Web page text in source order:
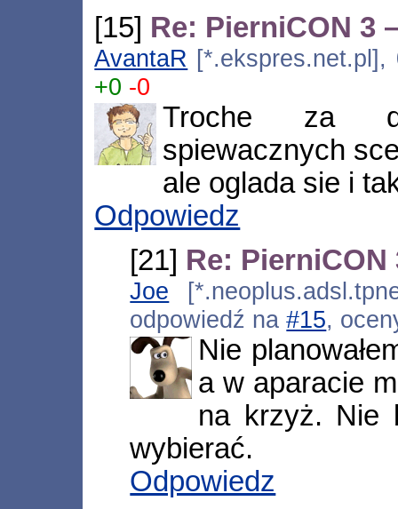
[15] Re: PierniCON 3
AvantaR [*.ekspres.net.pl],
+0 -0
Troche za
spiewacznych
ale oglada sie i
Odpowiedz
[21] Re:
Joe
odpowiedź na#15,
Nie
a w aparacie
na krzyż. Nie
wybierać.
Odpowiedz